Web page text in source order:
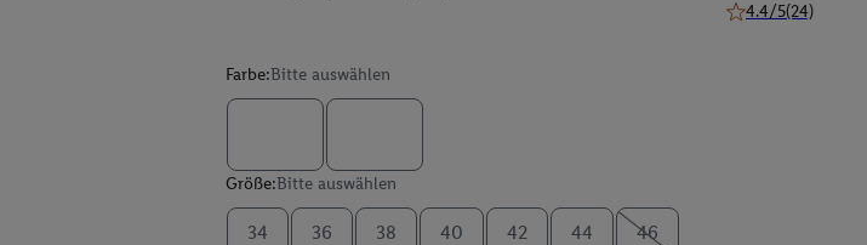
4.4/5(24)
Farbe:Bitte auswählen
Größe:Bitte auswählen
34 36 38 40 42 44 46